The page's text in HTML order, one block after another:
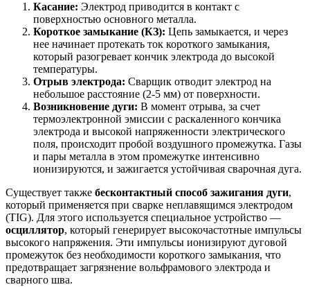
Касание: Электрод приводится в контакт с
поверхностью основного металла.
Короткое замыкание (КЗ): Цепь замыкается, и через
нее начинает протекать ток короткого замыкания,
который разогревает кончик электрода до высокой
температуры.
Отрыв электрода: Сварщик отводит электрод на
небольшое расстояние (2-5 мм) от поверхности.
Возникновение дуги: В момент отрыва, за счет
термоэлектронной эмиссии с раскаленного кончика
электрода и высокой напряженности электрического
поля, происходит пробой воздушного промежутка. Газы
и пары металла в этом промежутке интенсивно
ионизируются, и зажигается устойчивая сварочная дуга.
Существует также бесконтактный способ зажигания дуги,
который применяется при сварке неплавящимся электродом
(TIG). Для этого используется специальное устройство —
осциллятор, который генерирует высокочастотные импульсы
высокого напряжения. Эти импульсы ионизируют дуговой
промежуток без необходимости короткого замыкания, что
предотвращает загрязнение вольфрамового электрода и
сварного шва.